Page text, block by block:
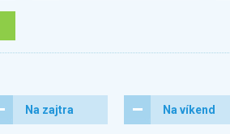
Na zajtra Na víkend